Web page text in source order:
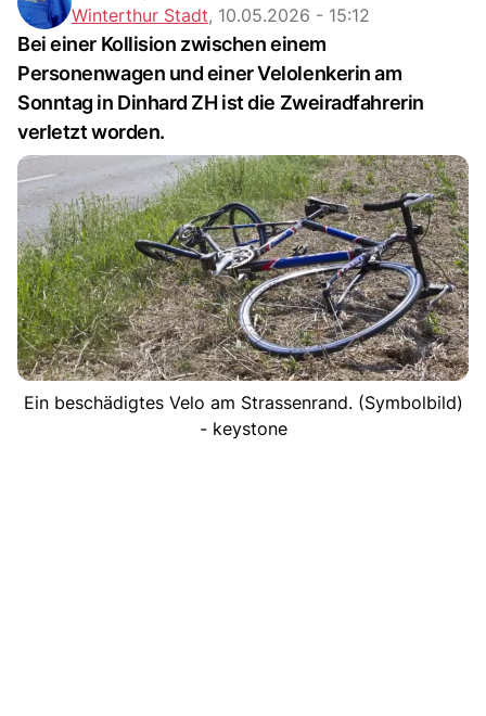
Winterthur Stadt, 10.05.2026 - 15:12
Bei einer Kollision zwischen einem
Personenwagen und einer Velolenkerin am
Sonntag in Dinhard ZH ist die Zweiradfahrerin
verletzt worden.
Ein beschädigtes Velo am Strassenrand. (Symbolbild)
- keystone